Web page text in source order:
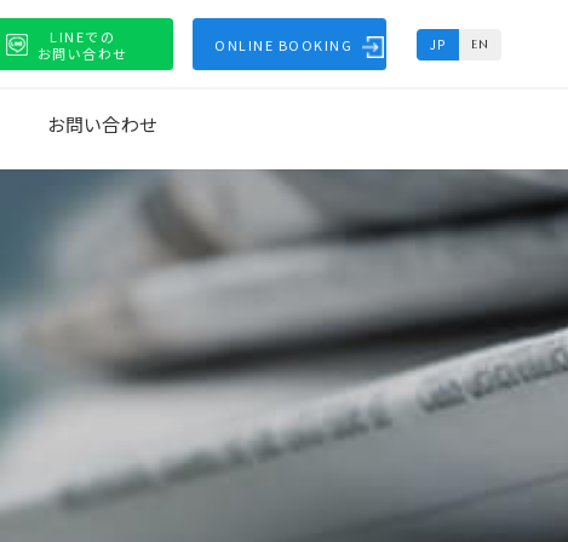
LINEでの
お問い合わせ
ONLINE BOOKING JP EN
お問い合わせ